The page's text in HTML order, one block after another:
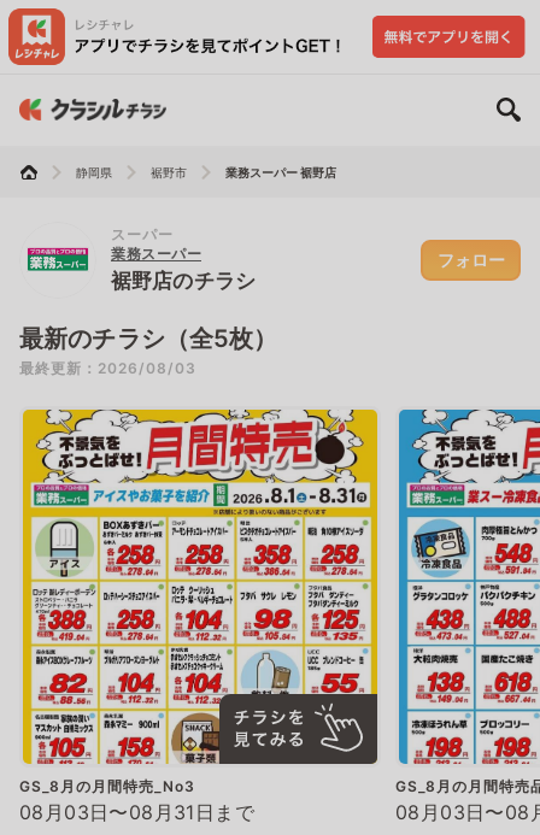
静岡県 裾野市 業務スーパー 裾野店
スーパー
業務スーパー
裾野店のチラシ
フォロー
最新のチラシ（全5枚）
最終更新：2026/08/03
GS_8月の月間特売_No3
08月03日〜08月31日まで
GS_8月の月間特売
08月03日〜08